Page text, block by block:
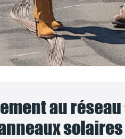
au
solaires